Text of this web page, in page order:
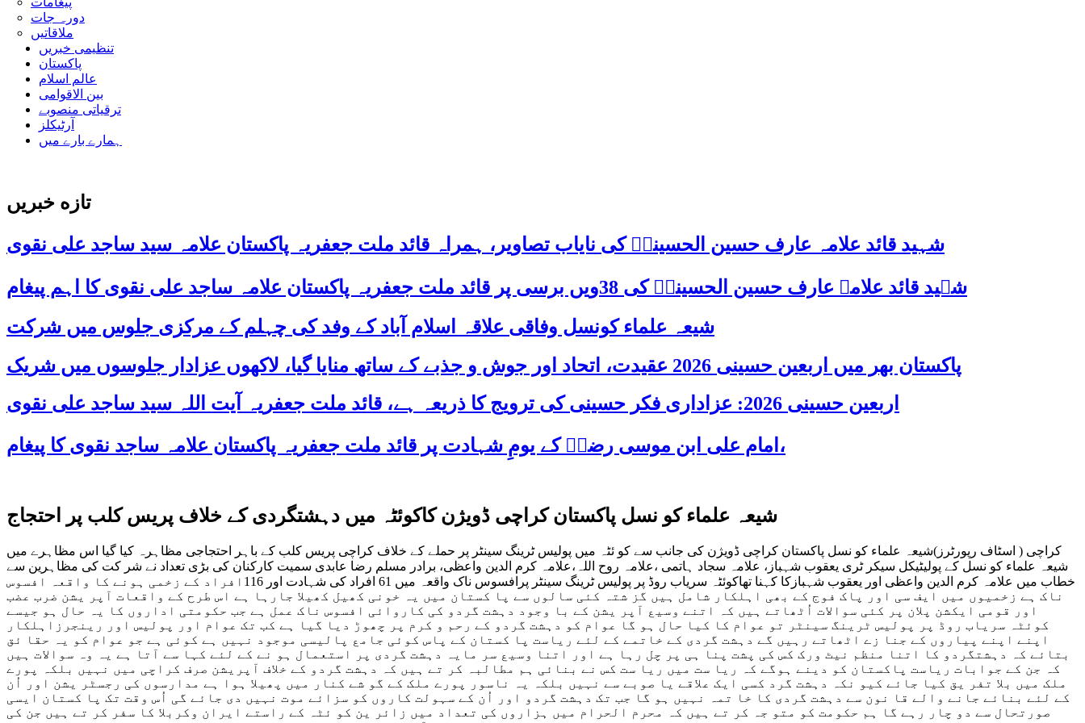
دورہ جات
ملاقاتیں
تنظیمی خبریں
پاکستان
عالم اسلام
بین الاقوامی
ترقیاتی منصوبے
آرٹیکلز
ہمارے بارے میں
تازه خبریں
شہید قائد علامہ عارف حسین الحسینیؒ کی نایاب تصاویر، ہمراہ قائد ملت جعفریہ پاکستان علامہ سید ساجد علی نقوی
شہید قائد علامہ عارف حسین الحسینیؒ کی 38ویں برسی پر قائد ملت جعفریہ پاکستان علامہ ساجد علی نقوی کا اہم پیغام
شیعہ علماء کونسل وفاقی علاقہ اسلام آباد کے وفد کی چہلم کے مرکزی جلوس میں شرکت
پاکستان بھر میں اربعین حسینی 2026 عقیدت، اتحاد اور جوش و جذبے کے ساتھ منایا گیا، لاکھوں عزادار جلوسوں میں شریک
اربعین حسینی 2026: عزاداری فکر حسینی کی ترویج کا ذریعہ ہے، قائد ملت جعفریہ آیت اللہ سید ساجد علی نقوی
امام علی ابن موسی رضاؑ کے یومِ شہادت پر قائد ملت جعفریہ پاکستان علامہ ساجد نقوی کا پیغام،
شیعہ علماء کو نسل پاکستان کراچی ڈویژن کاکوئٹہ میں دہشتگردی کے خلاف پریس کلب پر احتجاج
کراچی ( اسٹاف رپورٹرز)شیعہ علماء کو نسل پاکستان کراچی ڈویژن کی جانب سے کو ئٹہ میں پولیس ٹرینگ سینٹر پر حملے کے خلاف کراچی پریس کلب کے باہر احتجاجی مظاہرہ کیا گیا اس مظاہرے میں
شیعہ علماء کو نسل کے پولیٹیکل سیکر ٹری یعقوب شہباز، علامہ سجاد ہاتمی ،علامہ روح اللہ،علامہ کرم الدین واعظی، برادر مسلم رضا عابدی سمیت کارکنان کی بڑی تعداد نے شر کت کی مظاہرین سے
خطاب میں علامہ کرم الدین واعظی اور یعقوب شہبازکا کہنا تھاکوئٹہ سریاب روڈ پر پولیس ٹرینگ سینٹر پرافسوس ناک واقعہ میں 61 افراد کی شہادت اور 116افراد کے زخمی ہونے کا واقعہ افسوس
ناک ہے زخمیوں میں ایف سی اور پاک فوج کے بھی اہلکار شامل ہیں گز شتہ کئی سالوں سے پا کستان میں یہ خونی کھیل کھیلا جارہا ہے اس طرح کے واقعات آپر یشن ضرب عضب
اور قومی ایکشن پلان پر کئی سوالات اُٹھاتے ہیں کہ اتنے وسیع آپر یشن کے با وجود دہشت گردو کی کاروائی افسوس ناک عمل ہے جب حکومتی اداروں کا یہ حال ہو جیسے
کوئٹہ سریاب روڈ پر پولیس ٹرینگ سینٹر تو عوام کا کیا حال ہو گا عوام کو دہشت گردو کے رحم و کرم پر چھوڑ دیا گیا ہے کب تک عوام اور پولیس اور رینجرزاہلکار
اپنے اپنے پیاروں کے جنا زے اٹھاتے رہیں گے دہشت گردی کے خاتمے کے لئے ریاست پا کستان کے پاس کوئی جامع پالیسی موجود نہیں ہے کوئی ہے جو عوام کو یہ حقا ئق
بتائے کہ دہشتگردو کا اتنا منظم نیٹ ورک کس کی پشت پنا ہی پر چل رہا ہے اور اتنا وسیع سر مایہ دہشت گردی پر استعمال ہو نے کے لئے کہا سے آتا ہے یہ وہ سوالات ہیں
کہ جن کے جوابات ریاست پاکستان کو دینے ہوگے کہ ریا ست میں ریا ست کس نے بنائی ہم مطالبہ کر تے ہیں کہ دہشت گردو کے خلاف آپریشن صرف کراچی میں نہیں بلکہ پورے
ملک میں بلا تفر یق کیا جائے کیو نکہ دہشت گرد کسی ایک علاقے یا صوبے سے نہیں بلکہ یہ ناسور پورے ملک کے گو شے کنار میں پھیلا ہوا ہے مدارسوں کی رجسٹر یشن اور اُن
کے لئے بنائے جانے والے قا نون سے دہشت گردی کا خا تمہ نہیں ہو گا جب تک دہشت گردو اور اُن کے سہولت کاروں کو سزائے موت نہیں دی جائے گی اُس وقت تک پا کستان ایسی
صورتحال سے دو چار رہے گا ہم حکومت کو متو جہ کر تے ہیں کہ محرم الحرام میں ہزاروں کی تعداد میں زائر ین کو ئٹہ کے راستے ایران وکربلا کا سفر کر تے ہیں جن کی